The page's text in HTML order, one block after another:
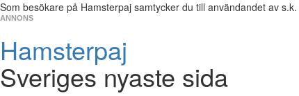
Som besökare på Hamsterpaj samtycker du till användandet av s.k.
ANNONS
Hamsterpaj
Sveriges nyaste sida